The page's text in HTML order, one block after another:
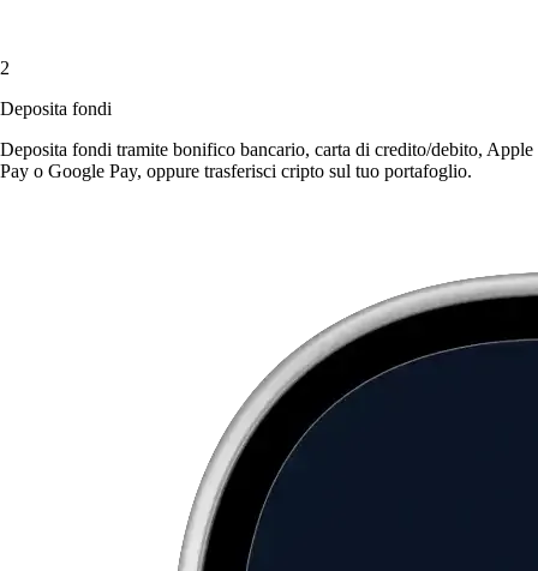
2
Deposita fondi
Deposita fondi tramite bonifico bancario, carta di credito/debito, Apple
Pay o Google Pay, oppure trasferisci cripto sul tuo portafoglio.